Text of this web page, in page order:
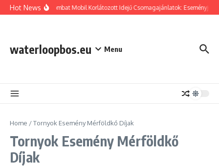
Skip to content
Hot NewsMortal Kombat Mobil Korlátozott Idejű Csomagajánlatok:
waterloopbos.eu Menu
Home /Tornyok Esemény Mérföldkő Díjak
Tornyok Esemény Mérföldkő
Díjak